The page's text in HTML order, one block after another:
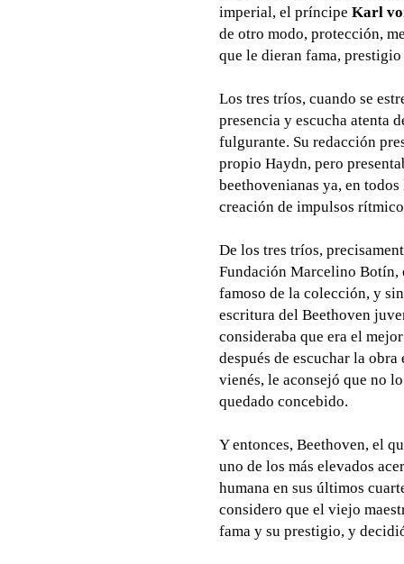
imperial, el príncipe Karl
de otro modo, protección,
que le dieran fama,
Los tres tríos, cuando se
presencia y escucha atenta
fulgurante. Su redacción
propio Haydn, pero
beethovenianas ya, en
creación de impulsos
De los tres tríos,
Fundación Marcelino Botín,
famoso de la colección, y
escritura del Beethoven
consideraba que era el
después de escuchar la
vienés, le aconsejó que no
quedado concebido.
Y entonces, Beethoven, el
uno de los más elevados
humana en sus últimos
considero que el viejo
fama y su prestigio, y